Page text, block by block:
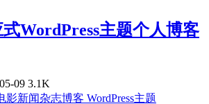
WordPress主题个人博客
09 3.1K